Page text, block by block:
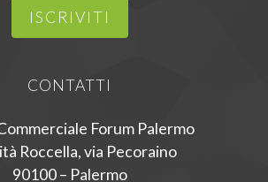
ISCRIVITI
CONTATTI
Forum Palermo
Roccella, via Pecoraino
90100 – Palermo